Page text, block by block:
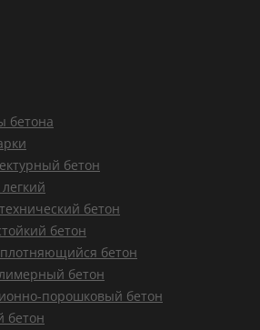
бетона
бетон
бетон
бетон
бетон
бетон
порошковый бетон
бетон